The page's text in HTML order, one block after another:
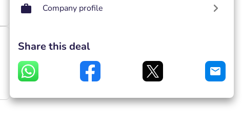
Company profile
Share this deal